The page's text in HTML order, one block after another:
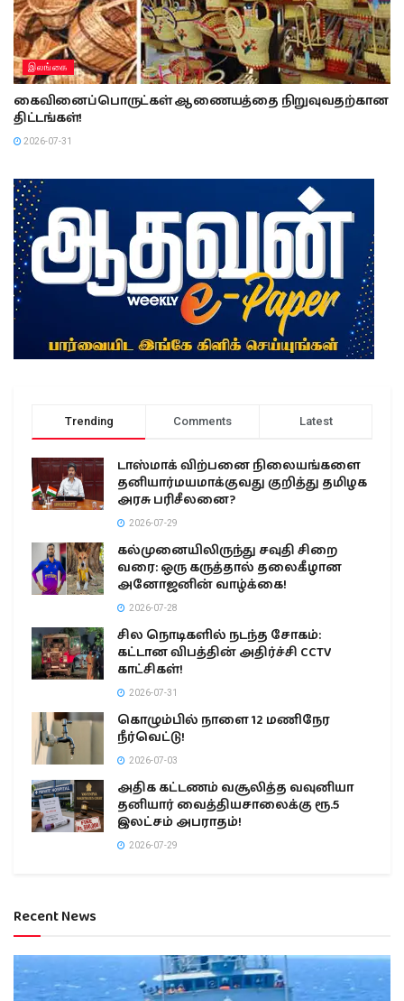
இலங்கை
கைவினைப்பொருட்கள் ஆணையத்தை நிறுவுவதற்கான
திட்டங்கள்!
2026-07-31
Trending Comments Latest
டாஸ்மாக் விற்பனை நிலையங்களை
தனியார்மயமாக்குவது குறித்து தமிழக
அரசு பரிசீலனை?
2026-07-29
கல்முனையிலிருந்து சவுதி சிறை
வரை: ஒரு கருத்தால் தலைகீழான
அனோஜனின் வாழ்க்கை!
2026-07-28
சில நொடிகளில் நடந்த சோகம்:
கட்டான விபத்தின் அதிர்ச்சி CCTV
காட்சிகள்!
2026-07-31
கொழும்பில் நாளை 12 மணிநேர
நீர்வெட்டு!
2026-07-03
அதிக கட்டணம் வசூலித்த வவுனியா
தனியார் வைத்தியசாலைக்கு ரூ.5
இலட்சம் அபராதம்!
2026-07-29
Recent News